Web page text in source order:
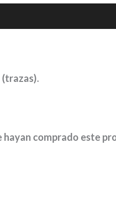
(trazas).
comprado este